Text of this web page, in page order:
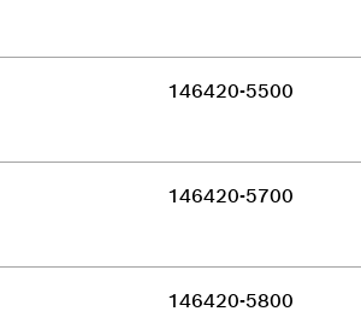
146420-5500
146420-5700
146420-5800